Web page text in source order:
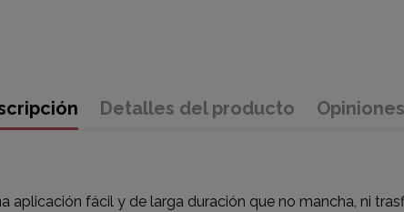
Detalles del producto Opiniones
aplicación fácil y de larga duración que no mancha, ni